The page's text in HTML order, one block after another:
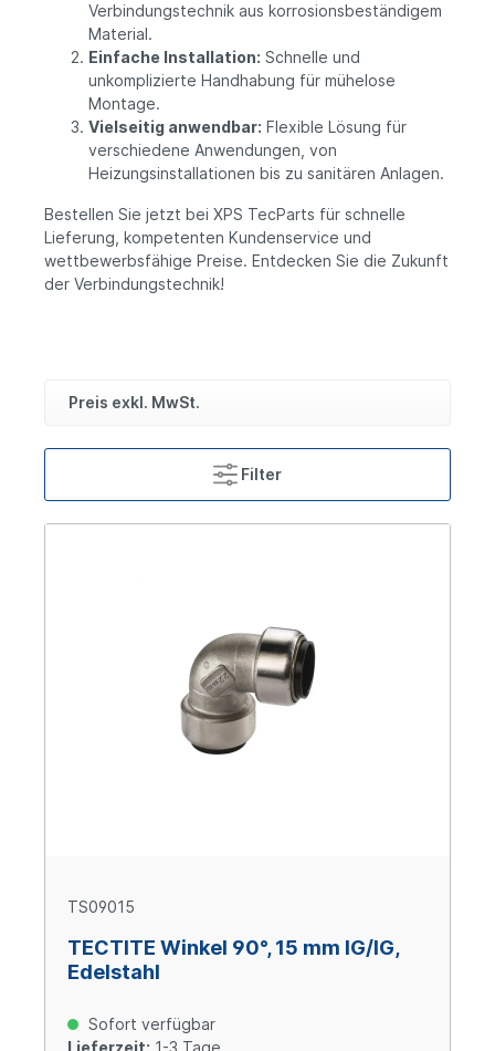
Verbindungstechnik aus korrosionsbeständigem
Material.
Einfache Installation: Schnelle und
unkomplizierte Handhabung für mühelose
Montage.
Vielseitig anwendbar: Flexible Lösung für
verschiedene Anwendungen, von
Heizungsinstallationen bis zu sanitären Anlagen.
Bestellen Sie jetzt bei XPS TecParts für schnelle
Lieferung, kompetenten Kundenservice und
wettbewerbsfähige Preise. Entdecken Sie die Zukunft
der Verbindungstechnik!
Preis exkl. MwSt.
Filter
TS09015
TECTITE Winkel 90°, 15 mm IG/IG,
Edelstahl
Sofort verfügbar